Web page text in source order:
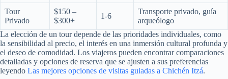
Tour
Privado
$150 –
$300+
1-6
Transporte privado, guía
arqueólogo
La elección de un tour depende de las prioridades individuales, como
la sensibilidad al precio, el interés en una inmersión cultural profunda y
el deseo de comodidad. Los viajeros pueden encontrar comparaciones
detalladas y opciones de reserva que se ajusten a sus preferencias
leyendo Las mejores opciones de visitas guiadas a Chichén Itzá.